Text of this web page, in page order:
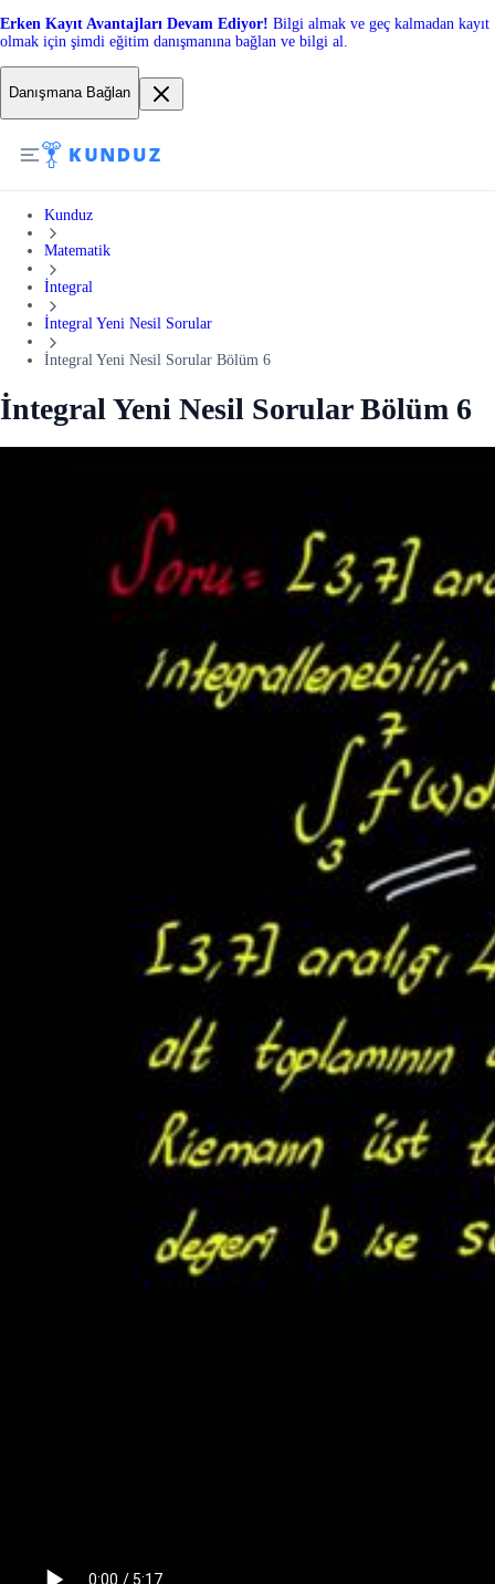
Erken Kayıt Avantajları Devam Ediyor! Bilgi almak ve geç kalmadan kayıt
olmak için şimdi eğitim danışmanına bağlan ve bilgi al.
Danışmana Bağlan
Kunduz
Matematik
İntegral
İntegral Yeni Nesil Sorular
İntegral Yeni Nesil Sorular Bölüm 6
İntegral Yeni Nesil Sorular Bölüm 6